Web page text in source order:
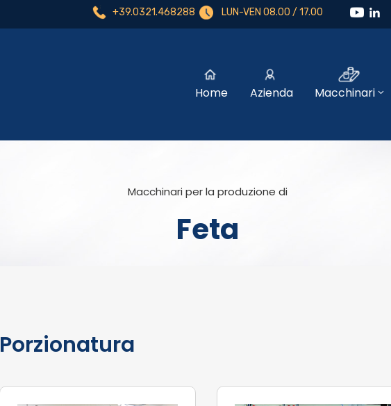
+39.0321.468288 LUN-VEN 08.00 / 17.00
Home Azienda Macchinari
Macchinari per la produzione di
Feta
Porzionatura